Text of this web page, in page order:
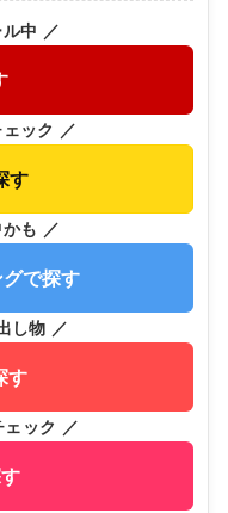
中 ／
ック ／
す
も ／
で探す
し物 ／
す
ック ／